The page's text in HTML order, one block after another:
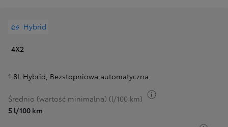
Hybrid
4X2
1.8L Hybrid, Bezstopniowa automatyczna
Średnio (wartość minimalna) (l/100 km)
5 l/100 km